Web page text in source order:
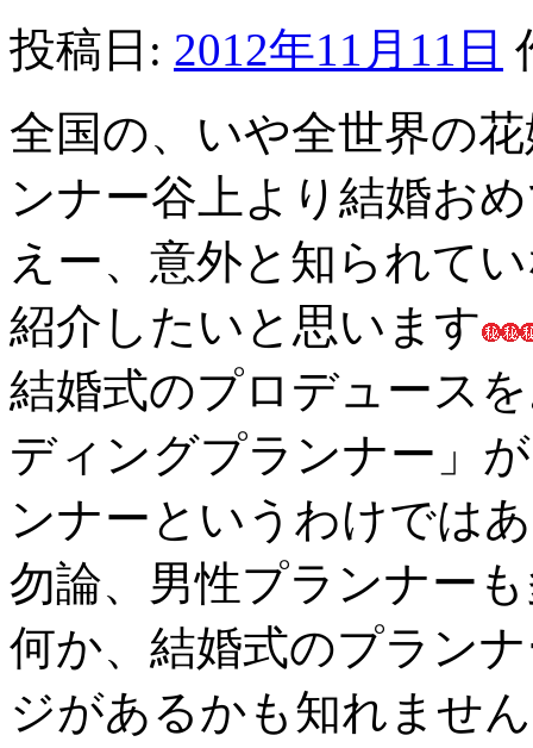
投稿日: 2012年11月11日
全国の、いや全世界の
ンナー谷上より結婚お
えー、意外と知られて
紹介したいと思います
結婚式のプロデュース
ディングプランナー」
ンナーというわけでは
勿論、男性プランナー
何か、結婚式のプラン
ジがあるかも知れませ